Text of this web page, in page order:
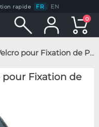
rapide FR / EN
0
pour Fixation de Pompe
pour Fixation de